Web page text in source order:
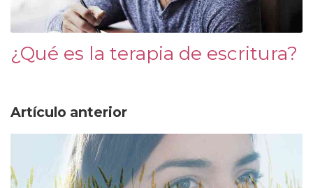
¿Qué es la terapia de escritura?
Artículo anterior